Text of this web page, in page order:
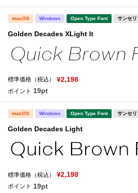
文字種類
リセット
macOS Windows Open Type Font サンセリ
Golden Decades XLight It
標準価格（税込） ¥2,198
ポイント 19pt
macOS Windows Open Type Font サンセリ
Golden Decades Light
標準価格（税込） ¥2,198
ポイント 19pt